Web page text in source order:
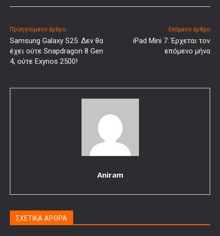
Προηγούμενο άρθρο
Samsung Galaxy S25: Δεν θα
έχει ούτε Snapdragon 8 Gen
4, ούτε Exynos 2500!
Επόμενο άρθρο
iPad Mini 7: Έρχεται τον
επόμενο μήνα
Aniram
ΣΧΕΤΙΚΑ ΑΡΘΡΑ